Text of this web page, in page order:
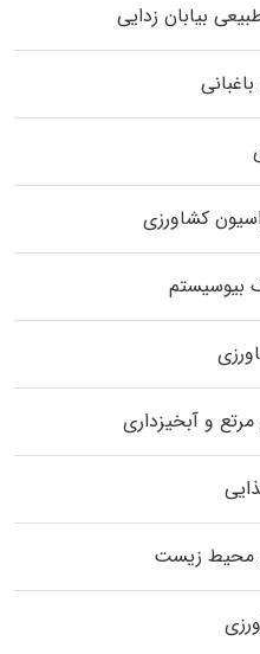
بیابان زدایی
کشاورزی
بیوسیستم
و آبخیزداری
محیط زیست